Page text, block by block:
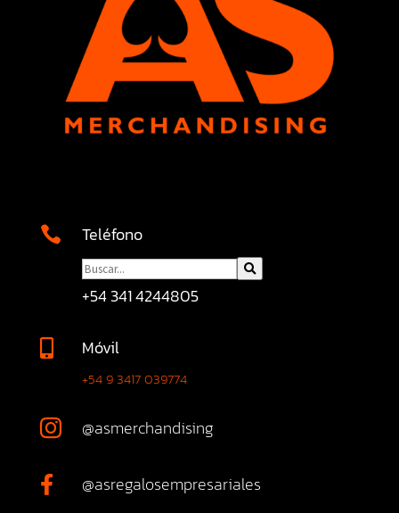
 Teléfono
+54 341 4244805
 Móvil
+54 9 3417 039774
 @asmerchandising
 @asregalosempresariales